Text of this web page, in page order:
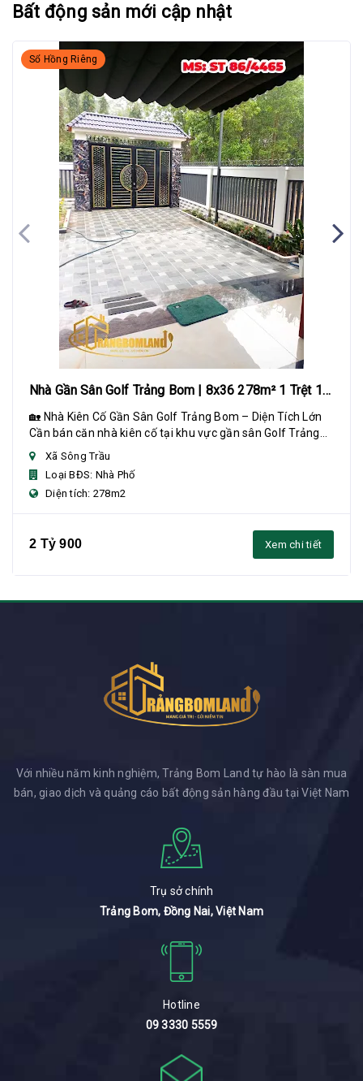
Bất động sản mới cập nhật
Sổ Hồng Riêng
Nhà Gần Sân Golf Trảng Bom | 8x36 278m² 1 Trệt 1
Lửng
🏡 Nhà Kiên Cố Gần Sân Golf Trảng Bom – Diện Tích Lớn
Cần bán căn nhà kiên cố tại khu vực gần sân Golf Trảng
Bom, diện tích rộng, phù hợp gia đình...
Xã Sông Trầu
Loại BĐS: Nhà Phố
Diện tích: 278m2
2 Tỷ 900 Xem chi tiết
Với nhiều năm kinh nghiệm, Trảng Bom Land tự hào là sàn mua
bán, giao dịch và quảng cáo bất động sản hàng đầu tại Việt Nam
Trụ sở chính
Trảng Bom, Đồng Nai, Việt Nam
Hotline
09 3330 5559